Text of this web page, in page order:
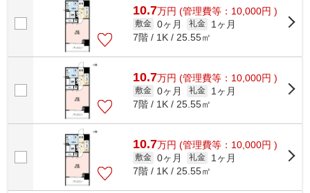
10.7万円 (管理費等：10,000円 )
敷金 0ヶ月 礼金
1ヶ月
7階 / 1K / 25.55㎡
10.7万円 (管理費等：10,000円 )
敷金 0ヶ月 礼金
1ヶ月
7階 / 1K / 25.55㎡
10.7万円 (管理費等：10,000円 )
敷金 0ヶ月 礼金
1ヶ月
7階 / 1K / 25.55㎡